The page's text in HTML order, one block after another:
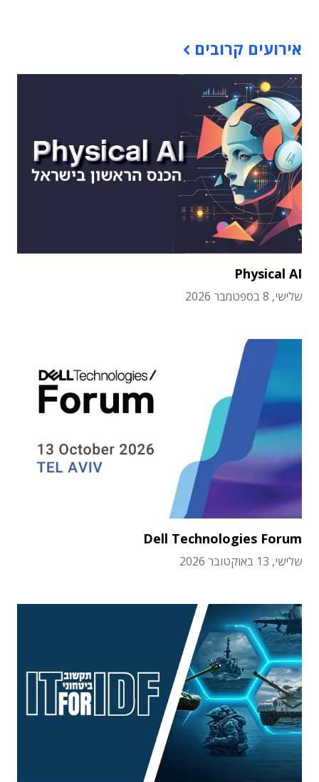
אירועים קרובים
Physical AI
שלישי, 8 בספטמבר 2026
Dell Technologies Forum
שלישי, 13 באוקטובר 2026